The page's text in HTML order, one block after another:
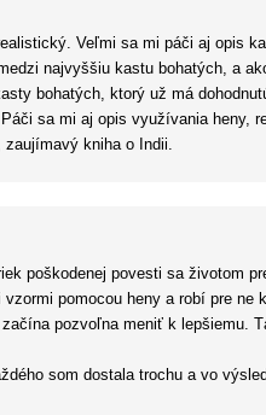
Veľmi sa mi páči aj opis
najvyššiu kastu bohatých, a
bohatých, ktorý už má
sa mi aj opis využívania heny,
zaujímavý kniha o Indii.
poškodenej povesti sa životom
pomocou heny a robí pre ne
pozvoľna meniť k lepšiemu.
som dostala trochu a vo